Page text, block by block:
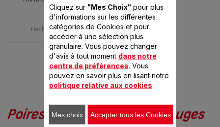
100 recettes
P4624916
Facile à ouvrir d'une seule main !
VOUS AIMEREZ AUSSI
Poires pochées aux fruits rouges
Cliquez sur "Mes Choix" pour plus
d'informations sur les différentes
catégories de Cookies et pour
accéder à une sélection plus
granulaire. Vous pouvez changer
d'avis à tout moment dans notre
centre de préférences. Vous
pouvez en savoir plus en lisant notre
politique relative aux cookies.
Mes choix Accepter tous les Cookies